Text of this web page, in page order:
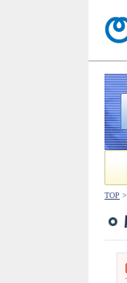
TOP >